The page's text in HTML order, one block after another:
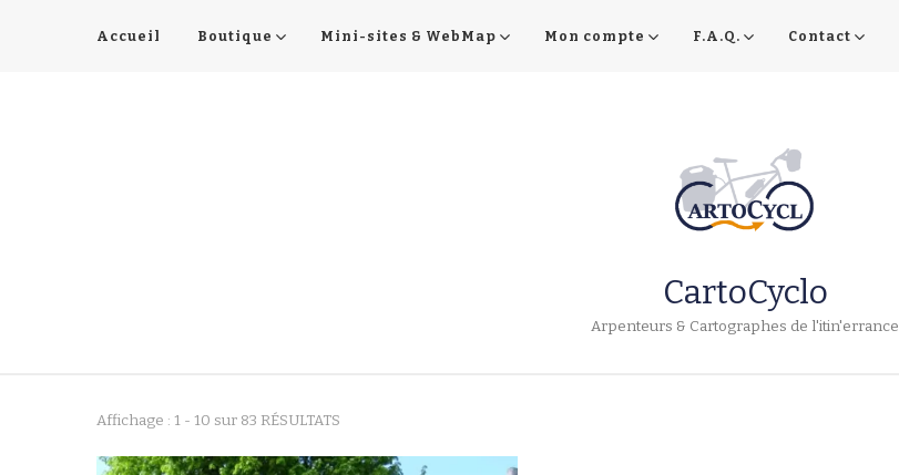
Accueil Boutique Mini-sites & WebMap Mon compte F.A.Q. Contact
CartoCyclo
Arpenteurs & Cartographes de l'itin'errance
Affichage : 1 - 10 sur 83 RÉSULTATS